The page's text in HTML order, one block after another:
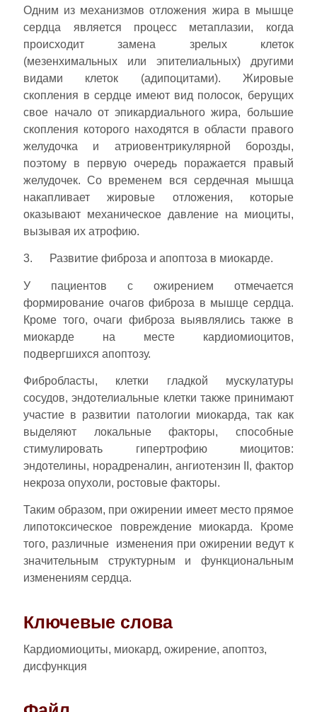
Одним из механизмов отложения жира в мышце
сердца является процесс метаплазии, когда
происходит замена зрелых клеток
(мезенхимальных или эпителиальных) другими
видами клеток (адипоцитами). Жировые
скопления в сердце имеют вид полосок, берущих
свое начало от эпикардиального жира, большие
скопления которого находятся в области правого
желудочка и атриовентрикулярной борозды,
поэтому в первую очередь поражается правый
желудочек. Со временем вся сердечная мышца
накапливает жировые отложения, которые
оказывают механическое давление на миоциты,
вызывая их атрофию.
3. Развитие фиброза и апоптоза в миокарде.
У пациентов с ожирением отмечается
формирование очагов фиброза в мышце сердца.
Кроме того, очаги фиброза выявлялись также в
миокарде на месте кардиомиоцитов,
подвергшихся апоптозу.
Фибробласты, клетки гладкой мускулатуры
сосудов, эндотелиальные клетки также принимают
участие в развитии патологии миокарда, так как
выделяют локальные факторы, способные
стимулировать гипертрофию миоцитов:
эндотелины, норадреналин, ангиотензин II, фактор
некроза опухоли, ростовые факторы.
Таким образом, при ожирении имеет место прямое
липотоксическое повреждение миокарда. Кроме
того, различные изменения при ожирении ведут к
значительным структурным и функциональным
изменениям сердца.
Ключевые слова
Кардиомиоциты, миокард, ожирение, апоптоз,
дисфункция